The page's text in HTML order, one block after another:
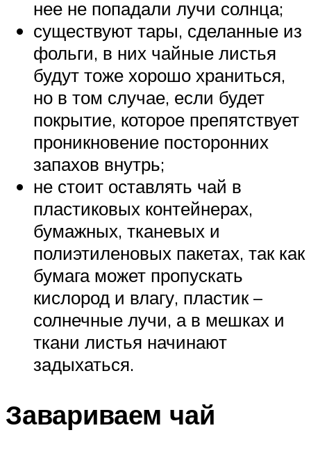
нее не попадали лучи солнца;
существуют тары, сделанные из
фольги, в них чайные листья
будут тоже хорошо храниться,
но в том случае, если будет
покрытие, которое препятствует
проникновение посторонних
запахов внутрь;
не стоит оставлять чай в
пластиковых контейнерах,
бумажных, тканевых и
полиэтиленовых пакетах, так как
бумага может пропускать
кислород и влагу, пластик –
солнечные лучи, а в мешках и
ткани листья начинают
задыхаться.
Завариваем чай